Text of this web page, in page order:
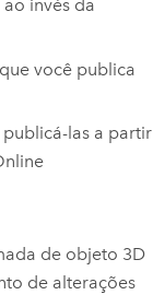
invés da
você publica
las a partir
de objeto 3D
de alterações